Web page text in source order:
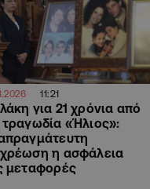
11:21
για 21 χρόνια από
τραγωδία «Ήλιος»:
η ασφάλεια
μεταφορές